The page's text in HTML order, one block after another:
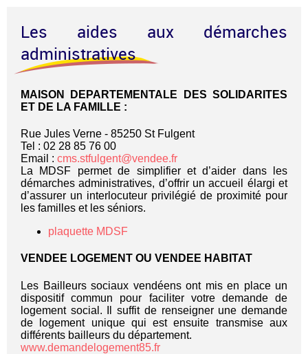
Les aides aux démarches
administratives
MAISON DEPARTEMENTALE DES SOLIDARITES
ET DE LA FAMILLE :
Rue Jules Verne - 85250 St Fulgent
Tel : 02 28 85 76 00
Email : cms.stfulgent@vendee.fr
La MDSF permet de simplifier et d’aider dans les
démarches administratives, d’offrir un accueil élargi et
d’assurer un interlocuteur privilégié de proximité pour
les familles et les séniors.
plaquette MDSF
VENDEE LOGEMENT OU VENDEE HABITAT
Les Bailleurs sociaux vendéens ont mis en place un
dispositif commun pour faciliter votre demande de
logement social. Il suffit de renseigner une demande
de logement unique qui est ensuite transmise aux
différents bailleurs du département.
www.demandelogement85.fr